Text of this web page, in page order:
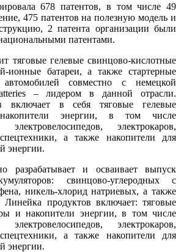
678 патентов, в том числе 49
475 патентов на полезную модель и
2 патента организации были
патентами.
тяговые гелевые свинцово-кислотные
ионные батареи, а также стартерные
совместно с немецкой
– лидером в данной отрасли.
включает в себя тяговые гелевые
энергии, в том числе
электрокаров,
а также накопители для
энергии.
разрабатывает и осваивает выпуск
свинцово-углеродных с
никель-хлорид натриевых, а также
Линейка продуктов включает: тяговые
и накопители энергии, в том числе
электрокаров,
а также накопители для
энергии.